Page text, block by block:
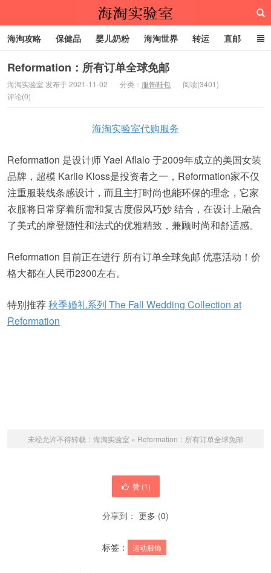
海淘攻略 保健品 婴儿奶粉 海淘世界 转运 直邮
代购服务
Reformation：所有订单全球免邮
海淘实验室 发布于 2021-11-02 分类： 服饰鞋包
阅读(3401)
评论(0)
海淘实验室代购服务
Reformation 是设计师 Yael Aflalo 于2009年成立的美国女装
品牌，超模 Karlie Kloss是投资者之一，Reformation家不仅
注重服装线条感设计，而且主打时尚也能环保的理念，它家
衣服将日常穿着所需和复古度假风巧妙 结合，在设计上融合
了美式的摩登随性和法式的优雅精致，兼顾时尚和舒适感。
Reformation 目前正在进行 所有订单全球免邮 优惠活动！价
格大都在人民币2300左右。
特别推荐秋季婚礼系列 The Fall Wedding Collection at
Reformation
未经允许不得转载： 海淘实验室 » Reformation：所有订单全球免邮
赞 (1)
分享到： 更多 (0)
标签： 运动服饰